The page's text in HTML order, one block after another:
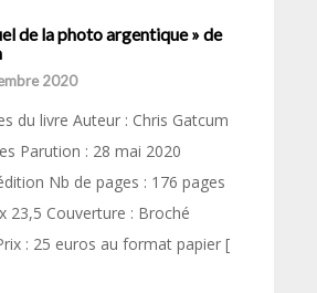
de la photo argentique » de
2020
du livre Auteur : Chris Gatcum
Parution : 28 mai 2020
Nb de pages : 176 pages
23,5 Couverture : Broché
: 25 euros au format papier [